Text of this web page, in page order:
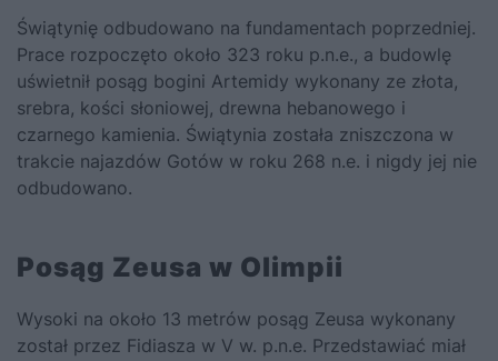
Świątynię odbudowano na fundamentach poprzedniej.
Prace rozpoczęto około 323 roku p.n.e., a budowlę
uświetnił posąg bogini Artemidy wykonany ze złota,
srebra, kości słoniowej, drewna hebanowego i
czarnego kamienia. Świątynia została zniszczona w
trakcie najazdów Gotów w roku 268 n.e. i nigdy jej nie
odbudowano.
Posąg Zeusa w Olimpii
Wysoki na około 13 metrów posąg Zeusa wykonany
został przez Fidiasza w V w. p.n.e. Przedstawiać miał